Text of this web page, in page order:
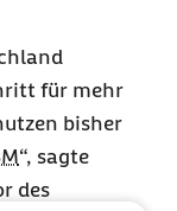
für mehr
bisher
“, sagte
des